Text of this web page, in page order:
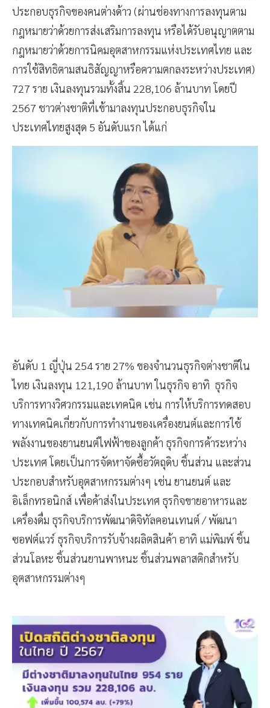
ประกอบธุรกิจของคนต่างด้าว (ผ่านช่องทางการลงทุนตาม
กฎหมายว่าด้วยการส่งเสริมการลงทุน หรือได้รับอนุญาตตาม
กฎหมายว่าด้วยการนิคมอุตสาหกรรมแห่งประเทศไทย และ
การใช้สิทธิตามสนธิสัญญาหรือความตกลงระหว่างประเทศ)
727 ราย เงินลงทุนรวมทั้งสิ้น 228,106 ล้านบาท โดยปี
2567 ชาวต่างชาติที่เข้ามาลงทุนประกอบธุรกิจใน
ประเทศไทยสูงสุด 5 อันดับแรก ได้แก่
อันดับ 1 ญี่ปุ่น 254 ราย 27% ของจำนวนธุรกิจต่างชาติใน
ไทย เงินลงทุน 121,190 ล้านบาท ในธุรกิจ อาทิ ธุรกิจ
บริการทางวิศวกรรมและเทคนิค เช่น การให้บริการทดสอบ
ทางเทคนิคเกี่ยวกับการทำงานของเครื่องยนต์และการใช้
พลังงานของยานยนต์ไฟฟ้าของลูกค้า ธุรกิจการค้าระหว่าง
ประเทศ โดยเป็นการจัดหาจัดซื้อวัตถุดิบ ชิ้นส่วน และส่วน
ประกอบสำหรับอุตสาหกรรมต่างๆ เช่น ยานยนต์ และ
อิเล็กทรอนิกส์ เพื่อค้าส่งในประเทศ ธุรกิจขายอาหารและ
เครื่องดื่ม ธุรกิจบริการพัฒนาดิจิทัลคอนเทนต์ / พัฒนา
ซอฟต์แวร์ ธุรกิจบริการรับจ้างผลิตสินค้า อาทิ แม่พิมพ์ ชิ้น
ส่วนโลหะ ชิ้นส่วนยานพาหนะ ชิ้นส่วนพลาสติกสำหรับ
อุตสาหกรรมต่างๆ